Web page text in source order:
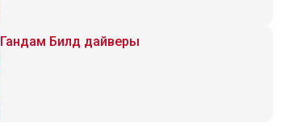
Гандам Билд дайверы